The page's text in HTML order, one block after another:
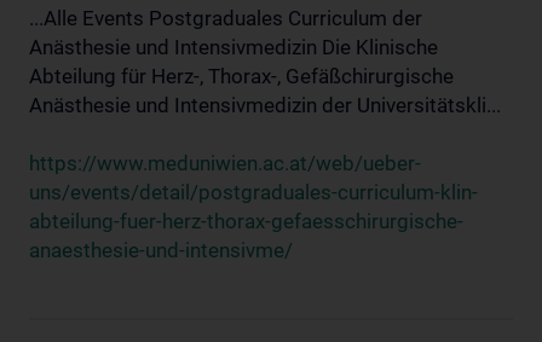
...Alle Events Postgraduales Curriculum der
Anästhesie und Intensivmedizin Die Klinische
Abteilung für Herz-, Thorax-, Gefäßchirurgische
Anästhesie und Intensivmedizin der Universitätskli...
https://www.meduniwien.ac.at/web/ueber-
uns/events/detail/postgraduales-curriculum-klin-
abteilung-fuer-herz-thorax-gefaesschirurgische-
anaesthesie-und-intensivme/